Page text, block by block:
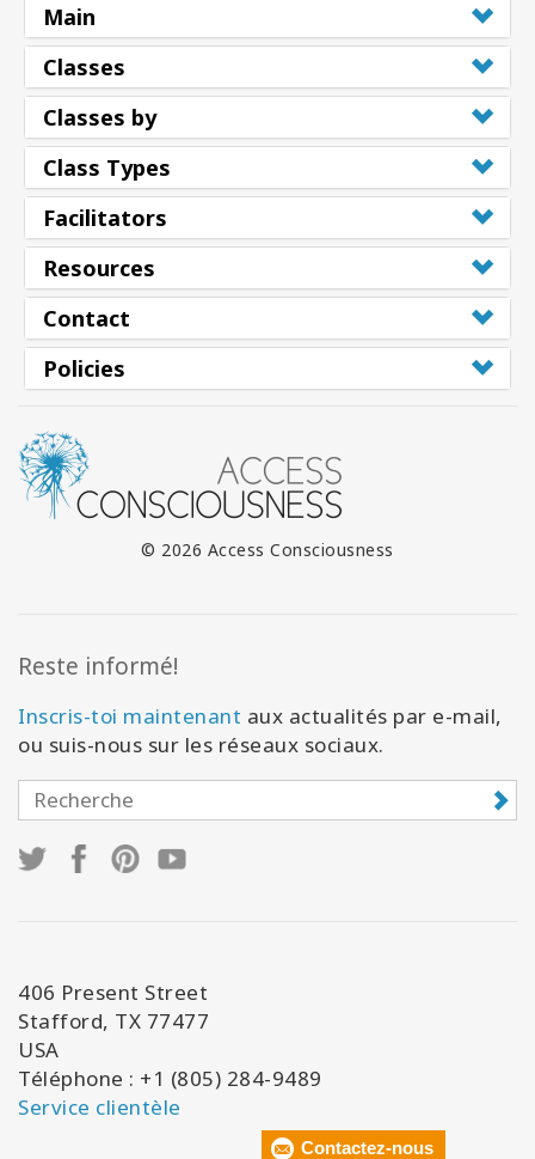
Main
Classes
Classes by
Class Types
Facilitators
Resources
Contact
Policies
© 2026 Access Consciousness
Reste informé!
Inscris-toi maintenant aux actualités par e-mail,
ou suis-nous sur les réseaux sociaux.
406 Present Street
Stafford, TX 77477
USA
Téléphone : +1 (805) 284-9489
Service clientèle
Contactez-nous